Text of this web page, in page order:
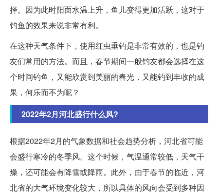
择。因为此时阳面水温上升，鱼儿变得更加活跃，这对于
钓鱼的效果来说非常有利。
在这种天气条件下，使用红虫垂钓是非常有效的，也是钓
友们常用的方法。而且，春节期间一般钓友都会选择在这
个时间钓鱼，又能欣赏到美丽的春光，又能钓到丰收的成
果，何乐而不为呢？
2022年2月河北盛行什么风?
根据2022年2月的气象数据和社会趋势分析，河北省可能
会盛行寒冷的冬季风。这个时候，气温通常较低，天气干
燥，还可能会有降雪或降雨。此外，由于春节的临近，河
北省的大气环境变化较大，所以具体的风向会受到多种因